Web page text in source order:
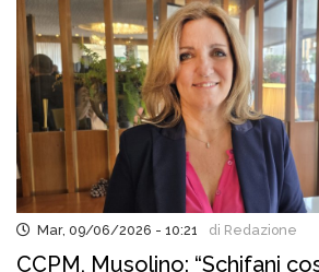
Mar, 09/06/2026 - 10:21 di Redazione
CCPM, Musolino: “Schifani